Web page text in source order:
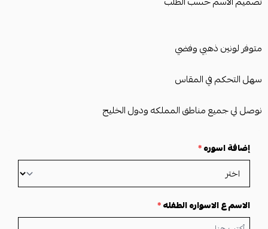
متوفر لونين ذهبي وفضي
سهل التحكم في المقاس
نوصل لي جميع مناطق المملكه ودول الخليج
إضافة اسوره*
الاسم ع الاسواره الطفله*